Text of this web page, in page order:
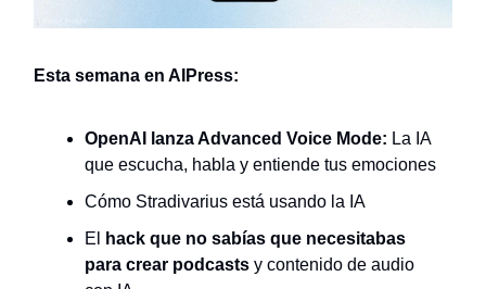
Esta semana en AIPress:
OpenAI lanza Advanced Voice Mode: La IA
que escucha, habla y entiende tus emociones
Cómo Stradivarius está usando la IA
El
hack que no sabías que necesitabas
para crear podcasts y contenido de audio